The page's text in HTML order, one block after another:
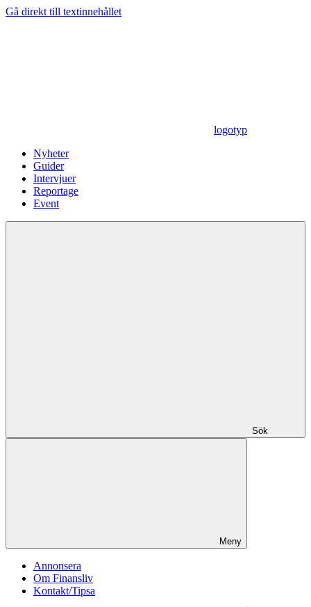
Gå direkt till textinnehållet
logotyp
Nyheter
Guider
Intervjuer
Reportage
Event
Sök
Meny
Annonsera
Om Finansliv
Kontakt/Tipsa